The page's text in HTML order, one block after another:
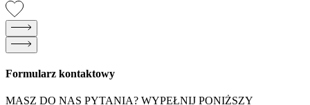
Formularz kontaktowy
MASZ DO NAS PYTANIA? WYPEŁNIJ PONIŻSZY